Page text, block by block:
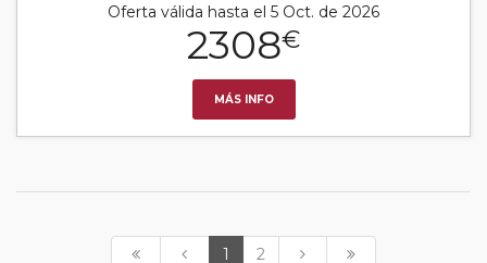
Oferta válida hasta el 5 Oct. de 2026
2308€
MÁS INFO
1 2